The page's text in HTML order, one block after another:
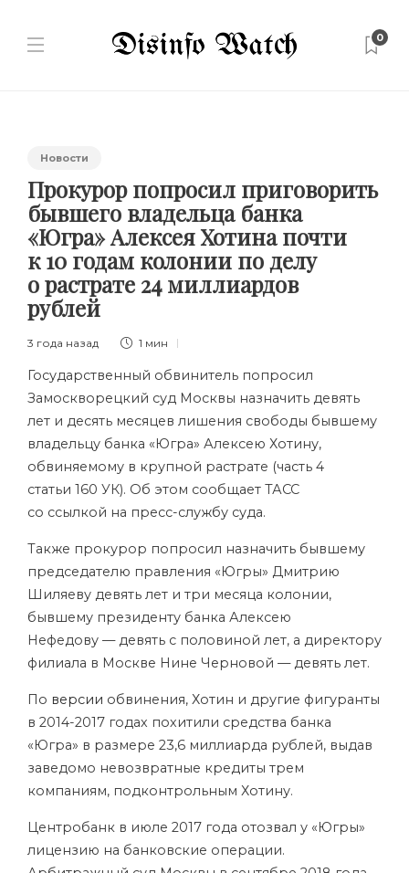
0
Новости
Прокурор попросил приговорить
бывшего владельца банка
«Югра» Алексея Хотина почти
к 10 годам колонии по делу
о растрате 24 миллиардов
рублей
3 года назад 1 мин
Государственный обвинитель попросил
Замоскворецкий суд Москвы назначить девять
лет и десять месяцев лишения свободы бывшему
владельцу банка «Югра» Алексею Хотину,
обвиняемому в крупной растрате (часть 4
статьи 160 УК). Об этом сообщает ТАСС
со ссылкой на пресс-службу суда.
Также прокурор попросил назначить бывшему
председателю правления «Югры» Дмитрию
Шиляеву девять лет и три месяца колонии,
бывшему президенту банка Алексею
Нефедову — девять с половиной лет, а директору
филиала в Москве Нине Черновой — девять лет.
По версии обвинения, Хотин и другие фигуранты
в 2014-2017 годах похитили средства банка
«Югра» в размере 23,6 миллиарда рублей, выдав
заведомо невозвратные кредиты трем
компаниям, подконтрольным Хотину.
Центробанк в июле 2017 года отозвал у «Югры»
лицензию на банковские операции.